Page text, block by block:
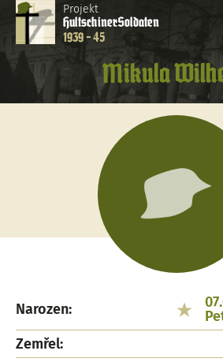
Projekt
HultschinerSoldaten
1939 - 45
Mikula
Narozen:
Zemřel: